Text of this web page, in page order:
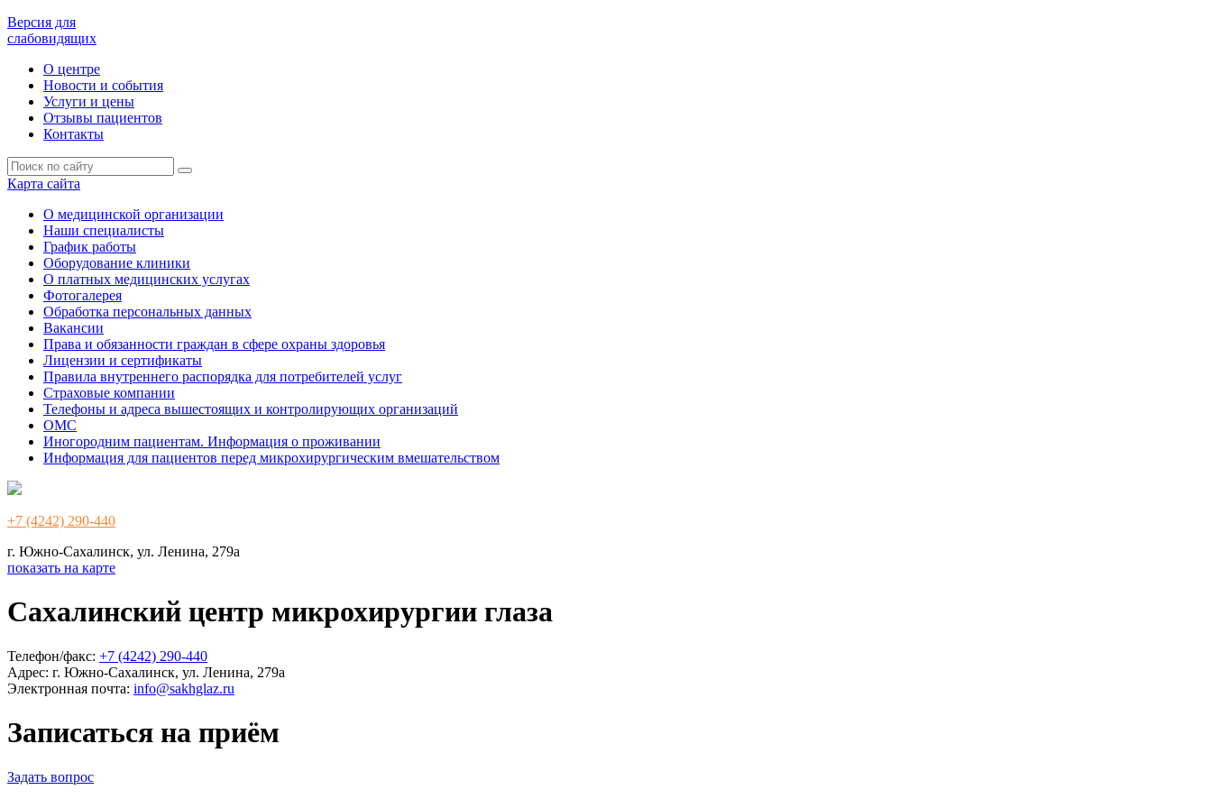
Версия для
слабовидящих
О центре
Новости и события
Услуги и цены
Отзывы пациентов
Контакты
Карта сайта
О медицинской организации
Наши специалисты
График работы
Оборудование клиники
О платных медицинских услугах
Фотогалерея
Обработка персональных данных
Вакансии
Права и обязанности граждан в сфере охраны здоровья
Лицензии и сертификаты
Правила внутреннего распорядка для потребителей услуг
Страховые компании
Телефоны и адреса вышестоящих и контролирующих организаций
ОМС
Иногородним пациентам. Информация о проживании
Информация для пациентов перед микрохирургическим вмешательством
+7 (4242) 290-440
г. Южно-Сахалинск, ул. Ленина, 279а
показать на карте
Сахалинский центр микрохирургии глаза
Телефон/факс: +7 (4242) 290-440
Адрес: г. Южно-Сахалинск, ул. Ленина, 279а
Электронная почта: info@sakhglaz.ru
Записаться на приём
Задать вопрос